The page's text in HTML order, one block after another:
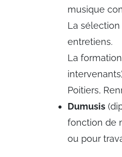
musique
La
entretiens.
La
Poitiers,
Dumusis
fonction de
ou pour